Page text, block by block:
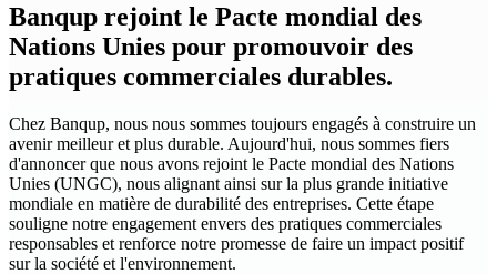
Banqup rejoint le Pacte mondial des
Nations Unies pour promouvoir des
pratiques commerciales durables.
Chez Banqup, nous nous sommes toujours engagés à construire un
avenir meilleur et plus durable. Aujourd'hui, nous sommes fiers
d'annoncer que nous avons rejoint le Pacte mondial des Nations
Unies (UNGC), nous alignant ainsi sur la plus grande initiative
mondiale en matière de durabilité des entreprises. Cette étape
souligne notre engagement envers des pratiques commerciales
responsables et renforce notre promesse de faire un impact positif
sur la société et l'environnement.